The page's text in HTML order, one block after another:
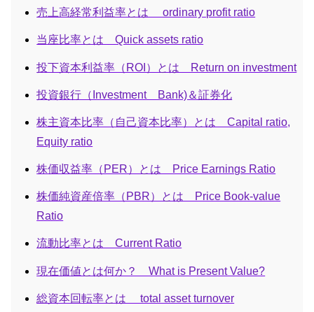
売上高経常利益率とは ordinary profit ratio
当座比率とは Quick assets ratio
投下資本利益率（ROI）とは Return on investment
投資銀行（Investment Bank)＆証券化
株主資本比率（自己資本比率）とは Capital ratio,
Equity ratio
株価収益率（PER）とは Price Earnings Ratio
株価純資産倍率（PBR）とは Price Book-value
Ratio
流動比率とは Current Ratio
現在価値とは何か？ What is Present Value?
総資本回転率とは total asset turnover